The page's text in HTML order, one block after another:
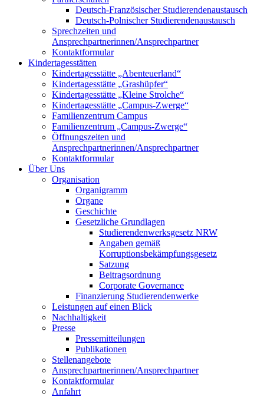
Deutsch-Französischer Studierendenaustausch
Deutsch-Polnischer Studierendenaustausch
Sprechzeiten und
Ansprechpartnerinnen/Ansprechpartner
Kontaktformular
Kindertagesstätten
Kindertagesstätte „Abenteuerland“
Kindertagesstätte „Grashüpfer“
Kindertagesstätte „Kleine Strolche“
Kindertagesstätte „Campus-Zwerge“
Familienzentrum Campus
Familienzentrum „Campus-Zwerge“
Öffnungszeiten und
Ansprechpartnerinnen/Ansprechpartner
Kontaktformular
Über Uns
Organisation
Organigramm
Organe
Geschichte
Gesetzliche Grundlagen
Studierendenwerksgesetz NRW
Angaben gemäß
Korruptionsbekämpfungsgesetz
Satzung
Beitragsordnung
Corporate Governance
Finanzierung Studierendenwerke
Leistungen auf einen Blick
Nachhaltigkeit
Presse
Pressemitteilungen
Publikationen
Stellenangebote
Ansprechpartnerinnen/Ansprechpartner
Kontaktformular
Anfahrt